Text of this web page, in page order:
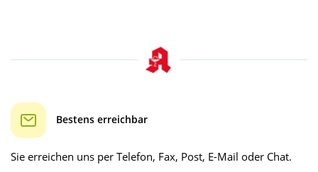
Bestens erreichbar
Sie erreichen uns per Telefon, Fax, Post, E-Mail oder Chat.